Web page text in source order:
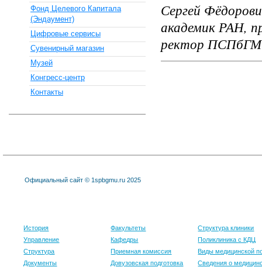
Сергей
академик РАН,
ректор
Фонд Целевого Капитала
(Эндаумент)
Цифровые сервисы
Сувенирный магазин
Музей
Конгресс-центр
Контакты
Официальный сайт © 1spbgmu.ru 2025
История
Управление
Структура
Документы
Факультеты
Кафедры
Приемная комиссия
Довузовская подготовка
Структура клиники
Поликлиника с КДЦ
Виды медицинской
Сведения о